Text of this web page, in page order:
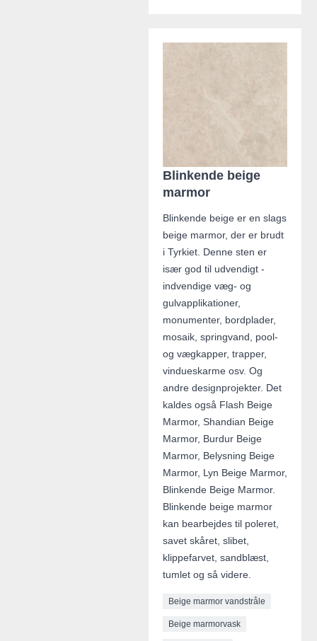
Blinkende beige
marmor
Blinkende beige er en slags
beige marmor, der er brudt
i Tyrkiet. Denne sten er
især god til udvendigt -
indvendige væg- og
gulvapplikationer,
monumenter, bordplader,
mosaik, springvand, pool-
og vægkapper, trapper,
vindueskarme osv. Og
andre designprojekter. Det
kaldes også Flash Beige
Marmor, Shandian Beige
Marmor, Burdur Beige
Marmor, Belysning Beige
Marmor, Lyn Beige Marmor,
Blinkende Beige Marmor.
Blinkende beige marmor
kan bearbejdes til poleret,
savet skåret, slibet,
klippefarvet, sandblæst,
tumlet og så videre.
Beige marmor vandstråle
Beige marmorvask